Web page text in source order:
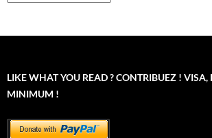
LIKE WHAT YOU READ ? CONTRIBUEZ ! VISA,
MINIMUM !